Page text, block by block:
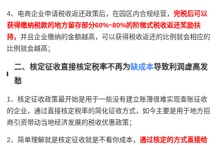
4、电商企业申请税收返还政策后，在园区内合规经营， 完税后可以
获得缴纳税款的地方留存部分60%~80%的阶梯式税收返还奖励扶
持， 并且企业缴纳的金额越高，可以获得税收返还的比例就会相应的
比例就会越高；
二、核定征收直接核定税率不再为缺成本导致利润虚高发
愁
1、核定征收政策最开始是用于一些没有建立账簿很难实现查账征收
的企业，通过直接核定税率的简化征收方式，如今主要是用于地方招
商引资带动当地经济发展的税收优惠政策；
2、简单理解就是核定征收就是不看你成本， 通过核定的方式直接给